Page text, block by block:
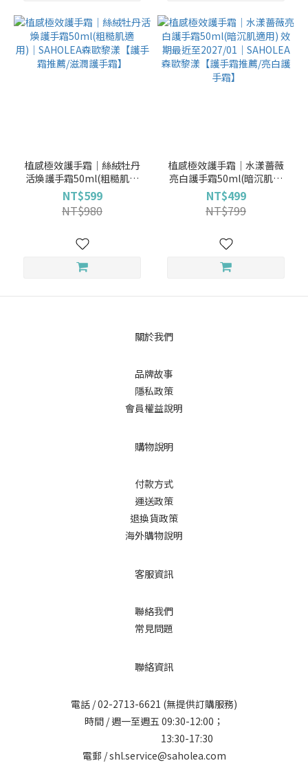
植感極效護手霜│絲絨牡丹
活煥護手霜50ml(粗糙肌適
用)│SAHOLEA森歐黎漾
【護手霜推薦/滋潤護手霜】
NT$599
NT$980
植感極效護手霜│水漾薔薇
亮白護手霜50ml(暗沉肌適
用) 效期最近至2027/01｜
SAHOLEA森歐黎漾【護手霜
推薦/亮白護手霜】
NT$499
NT$799
關於我們
品牌故事
隱私政策
會員權益說明
購物說明
付款方式
運送政策
退換貨政策
海外購物說明
客服資訊
聯絡我們
常見問題
聯絡資訊
電話 /02-2713-6621 (無提供訂購服務)
時間 / 週一至週五 09:30-12:00；
13:30-17:30
電郵 / shl.service@saholea.com